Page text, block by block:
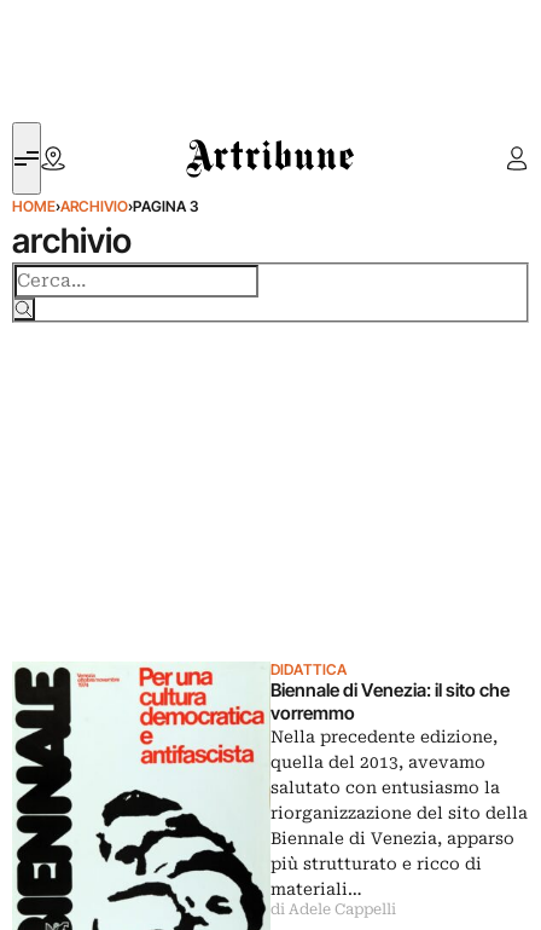
Artribune
HOME›ARCHIVIO›PAGINA 3
archivio
DIDATTICA
Biennale di Venezia: il sito che
vorremmo
Nella precedente edizione,
quella del 2013, avevamo
salutato con entusiasmo la
riorganizzazione del sito della
Biennale di Venezia, apparso
più strutturato e ricco di
materiali…
di Adele Cappelli